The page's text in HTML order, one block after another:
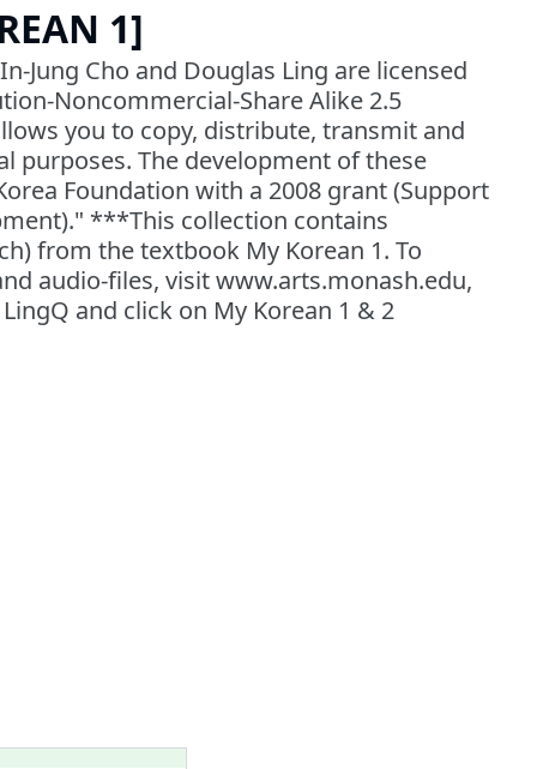
1]
Jung Cho and Douglas Ling are licensed
Noncommercial-Share Alike 2.5
you to copy, distribute, transmit and
purposes. The development of these
Foundation with a 2008 grant (Support
***This collection contains
from the textbook My Korean 1. To
audio-files, visit www.arts.monash.edu,
and click on My Korean 1 & 2